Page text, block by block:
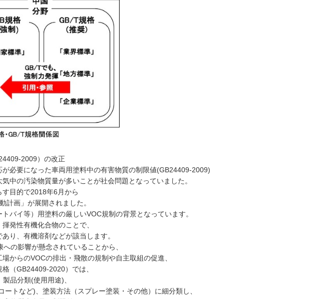
2009）の改正
必要になった車両用塗料中の有害物質の制限値(GB24409-2009)
中の汚染物質量が多いことが社会問題となっていました。
目的で2018年6月から
計画」が展開されました。
バイ等）用塗料の厳しいVOC規制の背景となっています。
発性有機化合物のことで、
り、 有機溶剤などが該当します。
の影響が懸念されていることから、
からのVOCの排出・飛散の規制や自主取組の促進、
格（GB24409-2020）では、
製品分類(使用用途)、
ートなど)、塗装方法（スプレー塗装・その他）に細分類し、